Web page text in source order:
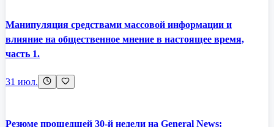
Манипуляция средствами массовой информации и
влияние на общественное мнение в настоящее время,
часть 1.
31 июл.
Резюме прошедшей 30-й недели на General News: